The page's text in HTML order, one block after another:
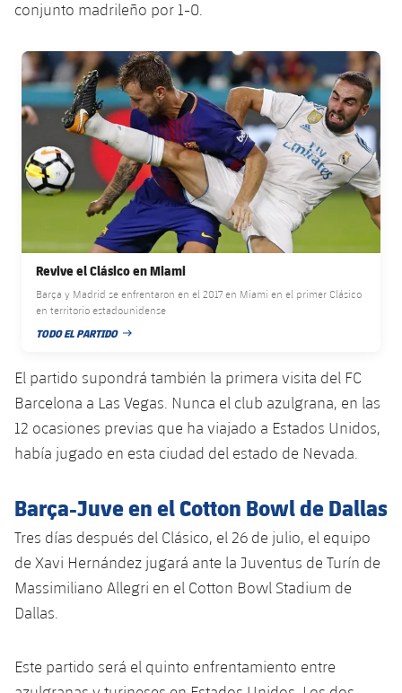
Masculino
Femenino
Agenda
Actualidad
Jugadores
Calendario
Resultados
Clasificaciones
Hockey sobre hielo
Actualidad
Jugadores
Calendario
Resultados
Clasificaciones
Hockey hierba
plusicon
más
Noticias
Hockey Hierba Masculino
Hockey Hierba Femenino
Patinaje artístico
plusicon
más
Actualidad
Plantilla
Agenda
Escuela de Patinaje
Rugby
plusicon
más
Actualidad
Jugadores
Resultados
Clasificaciones
Voleibol
plusicon
más
Noticias
Voleibol femenino
Apúntate a las amateurs
Carnet de las Secciones Amateurs
PLUSICON
MÁS
League of Legends
VALORANT Rising
VALORANT Game Changers
eFootball
conjunto madrileño por 1-0.
FC Barcelona club badge
Revive el Clásico en Miami
Barça y Madrid se enfrentaron en el 2017 en Miami en el primer Clásico
en territorio estadounidense
TODO EL PARTIDO
FECHA DE PUBLICACIÓN
El partido supondrá también la primera visita del FC
Barcelona a Las Vegas. Nunca el club azulgrana, en las
12 ocasiones previas que ha viajado a Estados Unidos,
había jugado en esta ciudad del estado de Nevada.
Barça-Juve en el Cotton Bowl de Dallas
Tres días después del Clásico, el 26 de julio, el equipo
de Xavi Hernández jugará ante la Juventus de Turín de
Massimiliano Allegri en el Cotton Bowl Stadium de
Dallas.
Este partido será el quinto enfrentamiento entre